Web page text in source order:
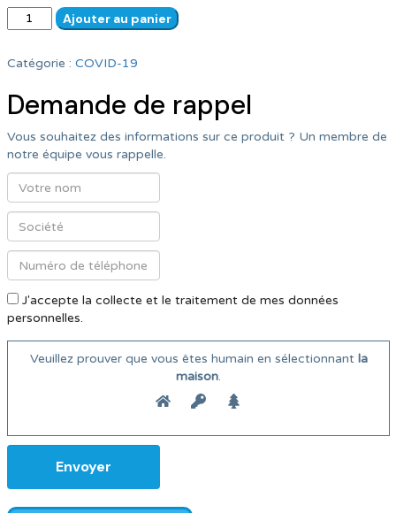
quantité
de
séparateur
plot
Ajouter au panier
Catégorie : COVID-19
Demande de rappel
Vous souhaitez des informations sur ce produit ? Un membre de
notre équipe vous rappelle.
J'accepte la collecte et le traitement de mes données
personnelles.
Veuillez prouver que vous êtes humain en sélectionnantla
maison.